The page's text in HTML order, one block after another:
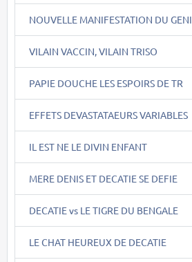
NOUVELLE MANIFESTATION DU GENI
VILAIN VACCIN, VILAIN TRISO
PAPIE DOUCHE LES ESPOIRS DE TR
EFFETS DEVASTATAEURS VARIABLES
IL EST NE LE DIVIN ENFANT
MERE DENIS ET DECATIE SE DEFIE
DECATIE vs LE TIGRE DU BENGALE
LE CHAT HEUREUX DE DECATIE